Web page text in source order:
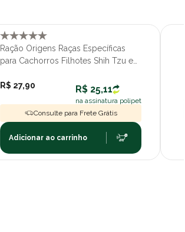
Ração Origens Raças Específicas
para Cachorros Filhotes Shih Tzu e
R$ 27,90
R$ 25,11
na assinatura polipet
Consulte para Frete Grátis
Adicionar ao carrinho